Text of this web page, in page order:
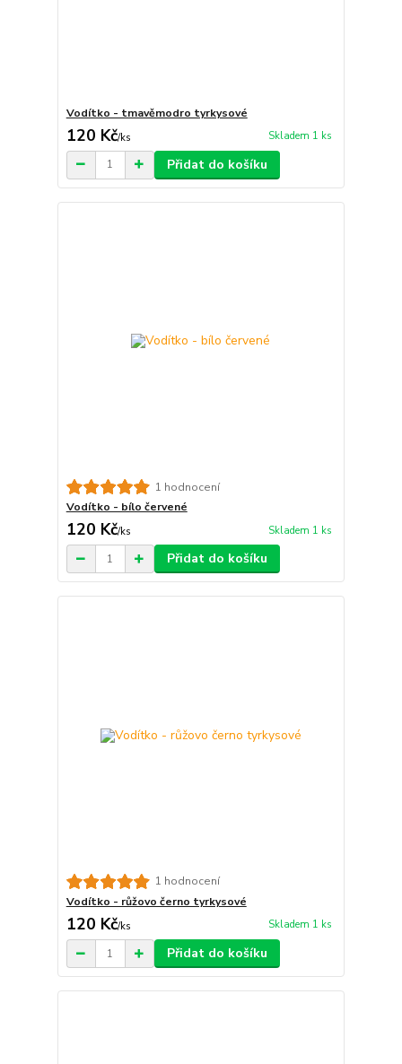
Vodítko - tmavěmodro tyrkysové
120 Kč/ks Skladem 1 ks
Přidat do košíku
1 hodnocení
Vodítko - bílo červené
120 Kč/ks Skladem 1 ks
Přidat do košíku
1 hodnocení
Vodítko - růžovo černo tyrkysové
120 Kč/ks Skladem 1 ks
Přidat do košíku